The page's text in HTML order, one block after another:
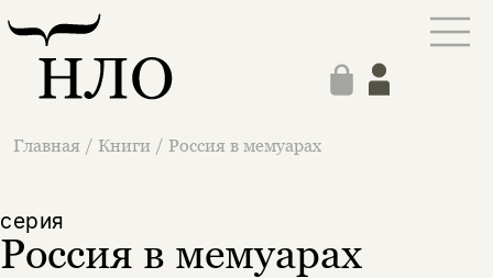
Главная / Книги / Россия в мемуарах
cерия
Россия в мемуарах